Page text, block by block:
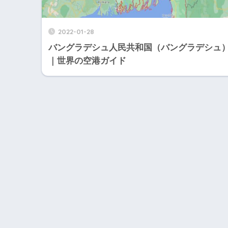
2022-01-28
バングラデシュ人民共和国（バングラデシュ
｜世界の空港ガイド